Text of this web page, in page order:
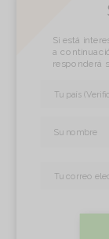
Si está
a
responderá